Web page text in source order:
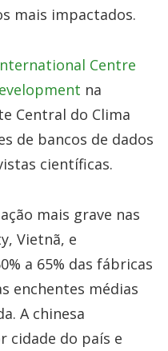
mais impactados.
Centre
na
Central do Clima
de bancos de dados
científicas.
mais grave nas
Vietnã, e
a 65% das fábricas
enchentes médias
A chinesa
cidade do país e